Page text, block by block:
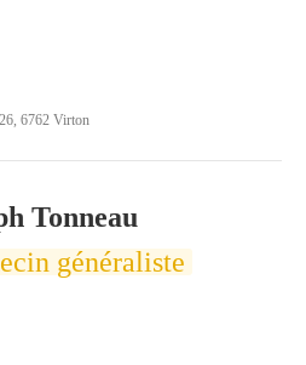
6762 Virton
Tonneau
généraliste